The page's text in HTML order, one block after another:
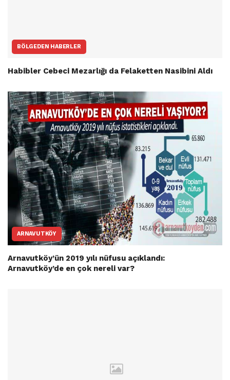
BÖLGEDEN HABERLER
Habibler Cebeci Mezarlığı da Felaketten Nasibini Aldı
ARNAVUTKÖY
Arnavutköy’ün 2019 yılı nüfusu açıklandı:
Arnavutköy’de en çok nereli var?